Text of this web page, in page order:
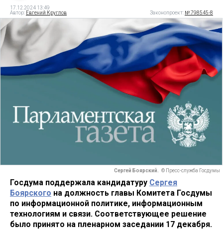
17.12.2024 13:49
Автор: Евгений Круглов Законопроект: № 798545-8
Сергей Боярский. © Пресс-служба Госдумы
Госдума поддержала кандидатуру Сергея
Боярского на должность главы Комитета Госдумы
по информационной политике, информационным
технологиям и связи. Соответствующее решение
было принято на пленарном заседании 17 декабря.